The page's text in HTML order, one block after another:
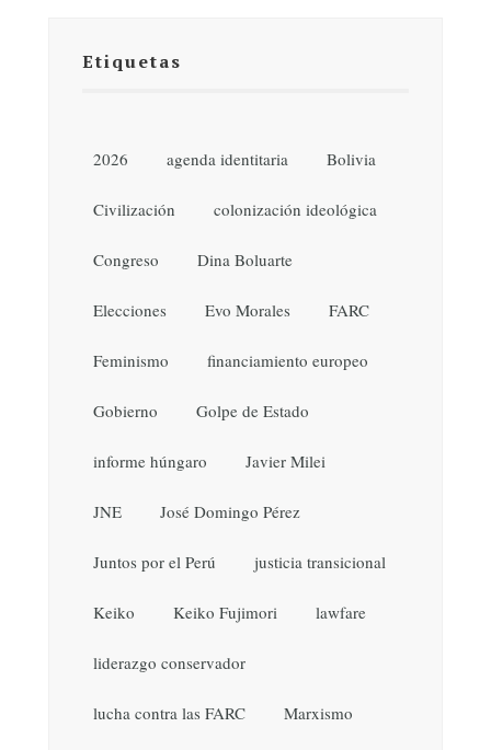
Etiquetas
2026 agenda identitaria Bolivia
Civilización colonización ideológica
Congreso Dina Boluarte
Elecciones Evo Morales FARC
Feminismo financiamiento europeo
Gobierno Golpe de Estado
informe húngaro Javier Milei
JNE José Domingo Pérez
Juntos por el Perú justicia transicional
Keiko Keiko Fujimori lawfare
liderazgo conservador
lucha contra las FARC Marxismo